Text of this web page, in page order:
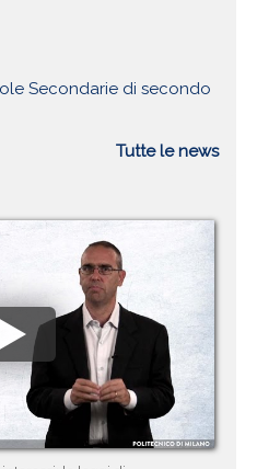
Secondarie di secondo
Tutte le news